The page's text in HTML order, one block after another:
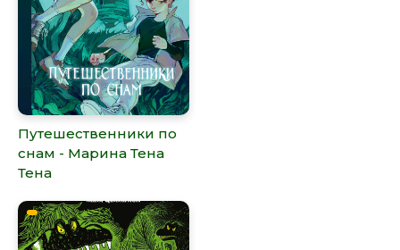
Путешественники по
снам - Марина Тена
Тена